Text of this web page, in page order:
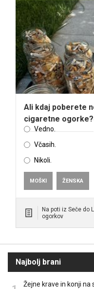
Ali kdaj poberete
cigaretne ogorke?
Vedno.
Včasih.
Nikoli.
MOŠKI ŽENSKA
Na poti iz Seče do
ogorkov
Najbolj brani
Žejne krave in konji na